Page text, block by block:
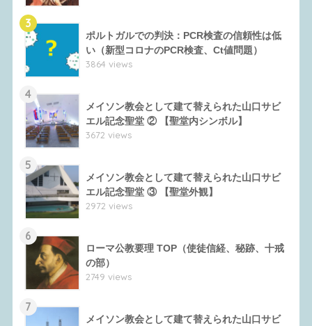
3
ポルトガルでの判決：PCR検査の信頼性は低
い（新型コロナのPCR検査、Ct値問題）
3864 views
4
メイソン教会として建て替えられた山口サビ
エル記念聖堂 ② 【聖堂内シンボル】
3672 views
5
メイソン教会として建て替えられた山口サビ
エル記念聖堂 ③ 【聖堂外観】
2972 views
6
ローマ公教要理 TOP（使徒信経、秘跡、十戒
の部）
2749 views
7
メイソン教会として建て替えられた山口サビ